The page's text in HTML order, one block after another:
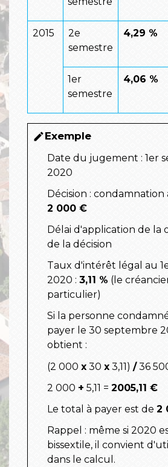
2015 2e
semestre
4,29 %
1er
semestre
4,06 %
editExemple
Date du jugement : 1er
2020
Décision : condamnation
2 000 €
Délai d'application de la
de la décision
Taux d'intérêt légal au 1
2020 : 3,11 % (le
particulier)
Si la personne
payer le 30 septembre
obtient :
(2 000 x 30 x 3,11) /36
2 000 + 5,11 = 2005,11 €
Le total à payer est de 2
Rappel : même si 2020
bissextile, il convient
dans le calcul.